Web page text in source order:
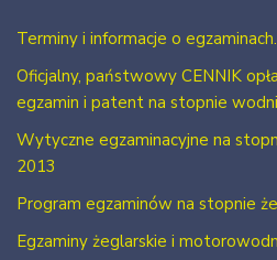
Terminy i informacje o egzaminach.
Oficjalny, państwowy CENNIK
egzamin i patent na stopnie
Wytyczne egzaminacyjne na
2013
Program egzaminów na stopnie
Egzaminy żeglarskie i